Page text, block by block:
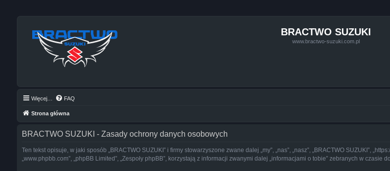
BRACTWO SUZUKI
www.bractwo-suzuki.com.pl
Więcej… FAQ
Strona główna
BRACTWO SUZUKI - Zasady ochrony danych osobowych
Ten tekst opisuje, w jaki sposób „BRACTWO SUZUKI” i firmy stowarzyszone zwane dalej „my”, „nas”, „nasz”, „BRACTWO SUZUKI”,
„www.phpbb.com”, „phpBB Limited”, „Zespoły phpBB”, korzystają z informacji zwanymi dalej „informacjami o tobie” zebranych w czasie